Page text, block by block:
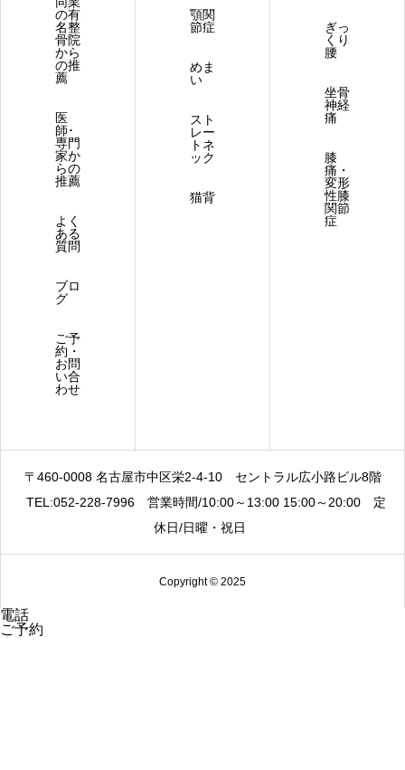
の有
名整
骨院
から
の推
薦
医
師･
専門
家か
らの
推薦
よく
ある
質問
ブロ
グ
ご予
約・
お問
い合
わせ
顎関
節症
めま
い
スト
レー
トネ
ック
猫背
ぎっ
くり
腰
坐骨
神経
痛
膝
痛・
変形
性膝
関節
症
〒460-0008 名古屋市中区栄2-4-10
セントラル広小路ビル8階
TEL:052-228-7996
営業時間/10:00～13:00 15:00～20:00
定
休日/日曜・祝日
Copyright © 2025
電話
ご予約